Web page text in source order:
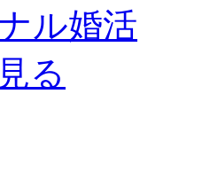
ル婚活
る